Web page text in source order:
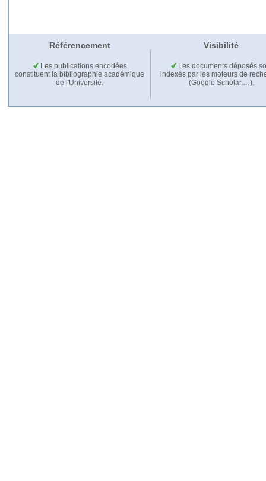
Référencement Visibilité
Les publications encodées
constituent la bibliographie académique
de l'Université.
Les documents déposés
indexés par les moteurs de
(Google Scholar,…).